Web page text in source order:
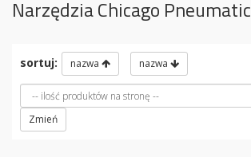
Narzędzia Chicago Pneumatic
sortuj: nazwa nazwa
Zmień